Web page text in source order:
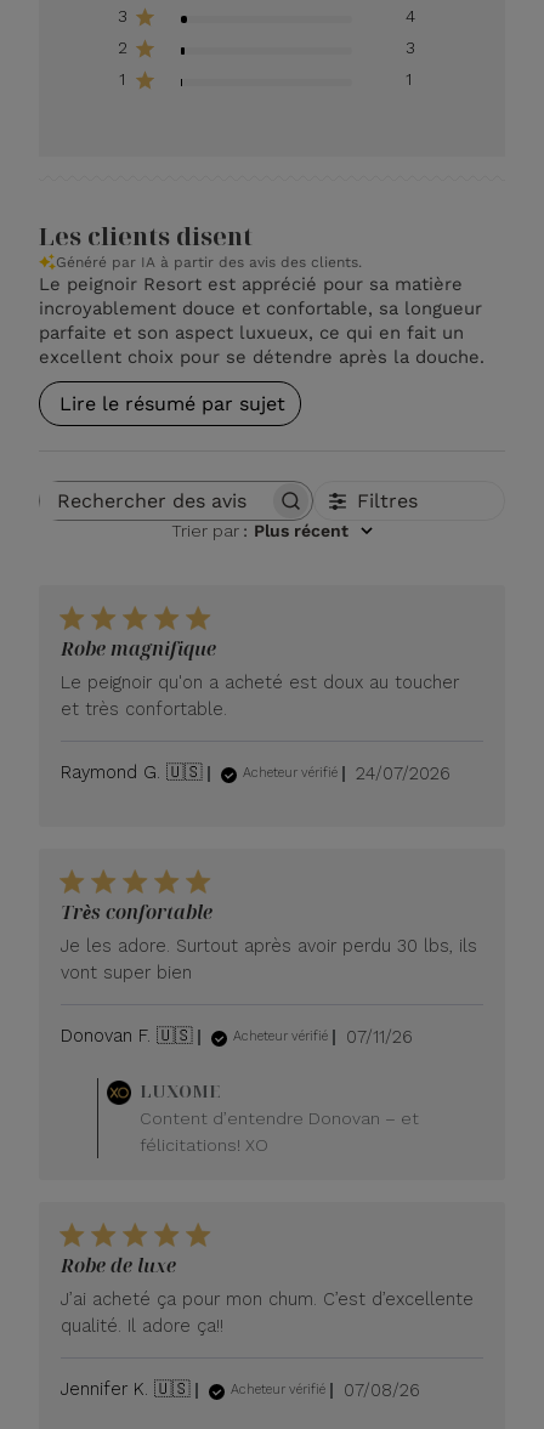
3
4
2
3
1
1
Les clients disent
Généré par IA à partir des avis des clients.
Le peignoir Resort est apprécié pour sa matière
incroyablement douce et confortable, sa longueur
parfaite et son aspect luxueux, ce qui en fait un
excellent choix pour se détendre après la douche.
Lire le résumé par sujet
Rechercher des avis Filtres
Trier par : Plus récent
Robe magnifique
Le peignoir qu'on a acheté est doux au toucher
et très confortable.
Raymond G. 🇺🇸 Acheteur vérifié
Date
24/07/2026
Très confortable
Je les adore. Surtout après avoir perdu 30 lbs, ils
vont super bien
Donovan F. 🇺🇸 Acheteur vérifié
Date
07/11/26
du
le
2026
LUXOME
Content d’entendre Donovan – et
félicitations! XO
Robe de luxe
J’ai acheté ça pour mon chum. C’est d’excellente
qualité. Il adore ça!!
Jennifer K. 🇺🇸 Acheteur vérifié
Date
07/08/26